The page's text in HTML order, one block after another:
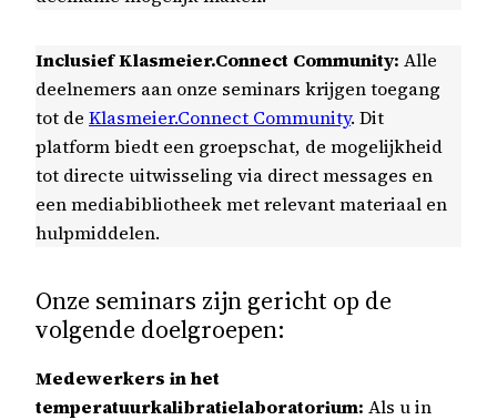
Inclusief Klasmeier.Connect Community: Alle
deelnemers aan onze seminars krijgen toegang
tot de Klasmeier.Connect Community. Dit
platform biedt een groepschat, de mogelijkheid
tot directe uitwisseling via direct messages en
een mediabibliotheek met relevant materiaal en
hulpmiddelen.
Onze seminars zijn gericht op de
volgende doelgroepen:
Medewerkers in het
temperatuurkalibratielaboratorium: Als u in